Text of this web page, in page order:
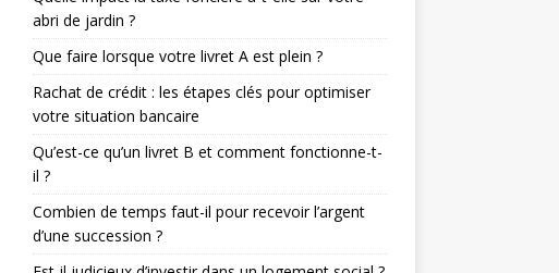
abri de jardin ?
Que faire lorsque votre livret A est plein ?
Rachat de crédit : les étapes clés pour optimiser
votre situation bancaire
Qu’est-ce qu’un livret B et comment fonctionne-t-
il ?
Combien de temps faut-il pour recevoir l’argent
d’une succession ?